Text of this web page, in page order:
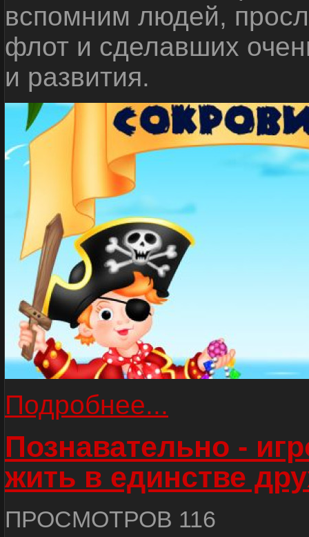
вспомним людей,
флот и сделавших
и развития.
Подробнее...
Познавательно -
жить в единстве
ПРОСМОТРОВ 116